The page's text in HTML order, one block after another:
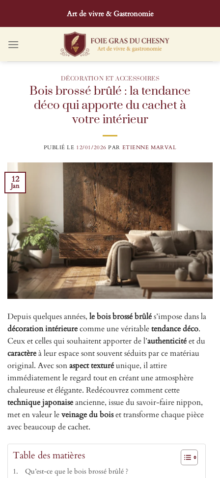
contenu
Art de vivre & Gastronomie
DÉCORATION ET ACCESSOIRES
Bois brossé brûlé : la tendance
déco qui apporte du cachet à
votre intérieur
PUBLIÉ LE 12/01/2026 PAR ETIENNE MARVAL
12
Jan
Depuis quelques années, le bois brossé brûlés’impose dans la
décoration intérieurecomme une véritabletendance déco.
Ceux et celles qui souhaitent apporter de l’authenticitéet du
caractèreà leur espace sont souvent séduits par ce matériau
original. Avec sonaspect texturéunique, il attire
immédiatement le regard tout en créant une atmosphère
chaleureuse et élégante. Redécouvrez comment cette
technique japonaiseancienne, issue du savoir-faire nippon,
met en valeur leveinage du boiset transforme chaque pièce
avec beaucoup de cachet.
Table des matières
Qu’est-ce que le bois brossé brûlé ?